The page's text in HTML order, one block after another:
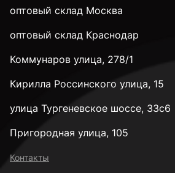
оптовый склад Москва
оптовый склад Краснодар
Коммунаров улица, 278/1
Кирилла Россинского улица, 15
улица Тургеневское шоссе, 33с6
Пригородная улица, 105
Контакты